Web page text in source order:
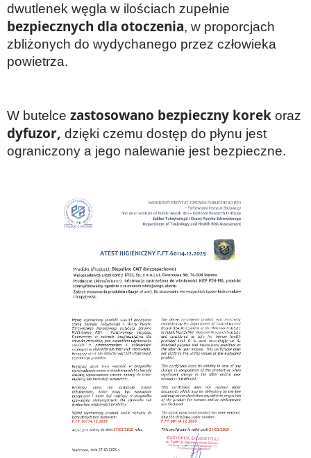
dwutlenek węgla w ilościach zupełnie
bezpiecznych dla otoczenia, w proporcjach
zbliżonych do wydychanego przez człowieka
powietrza.
W butelce zastosowano bezpieczny korek oraz
dyfuzor, dzięki czemu dostęp do płynu jest
ograniczony a jego nalewanie jest bezpieczne.